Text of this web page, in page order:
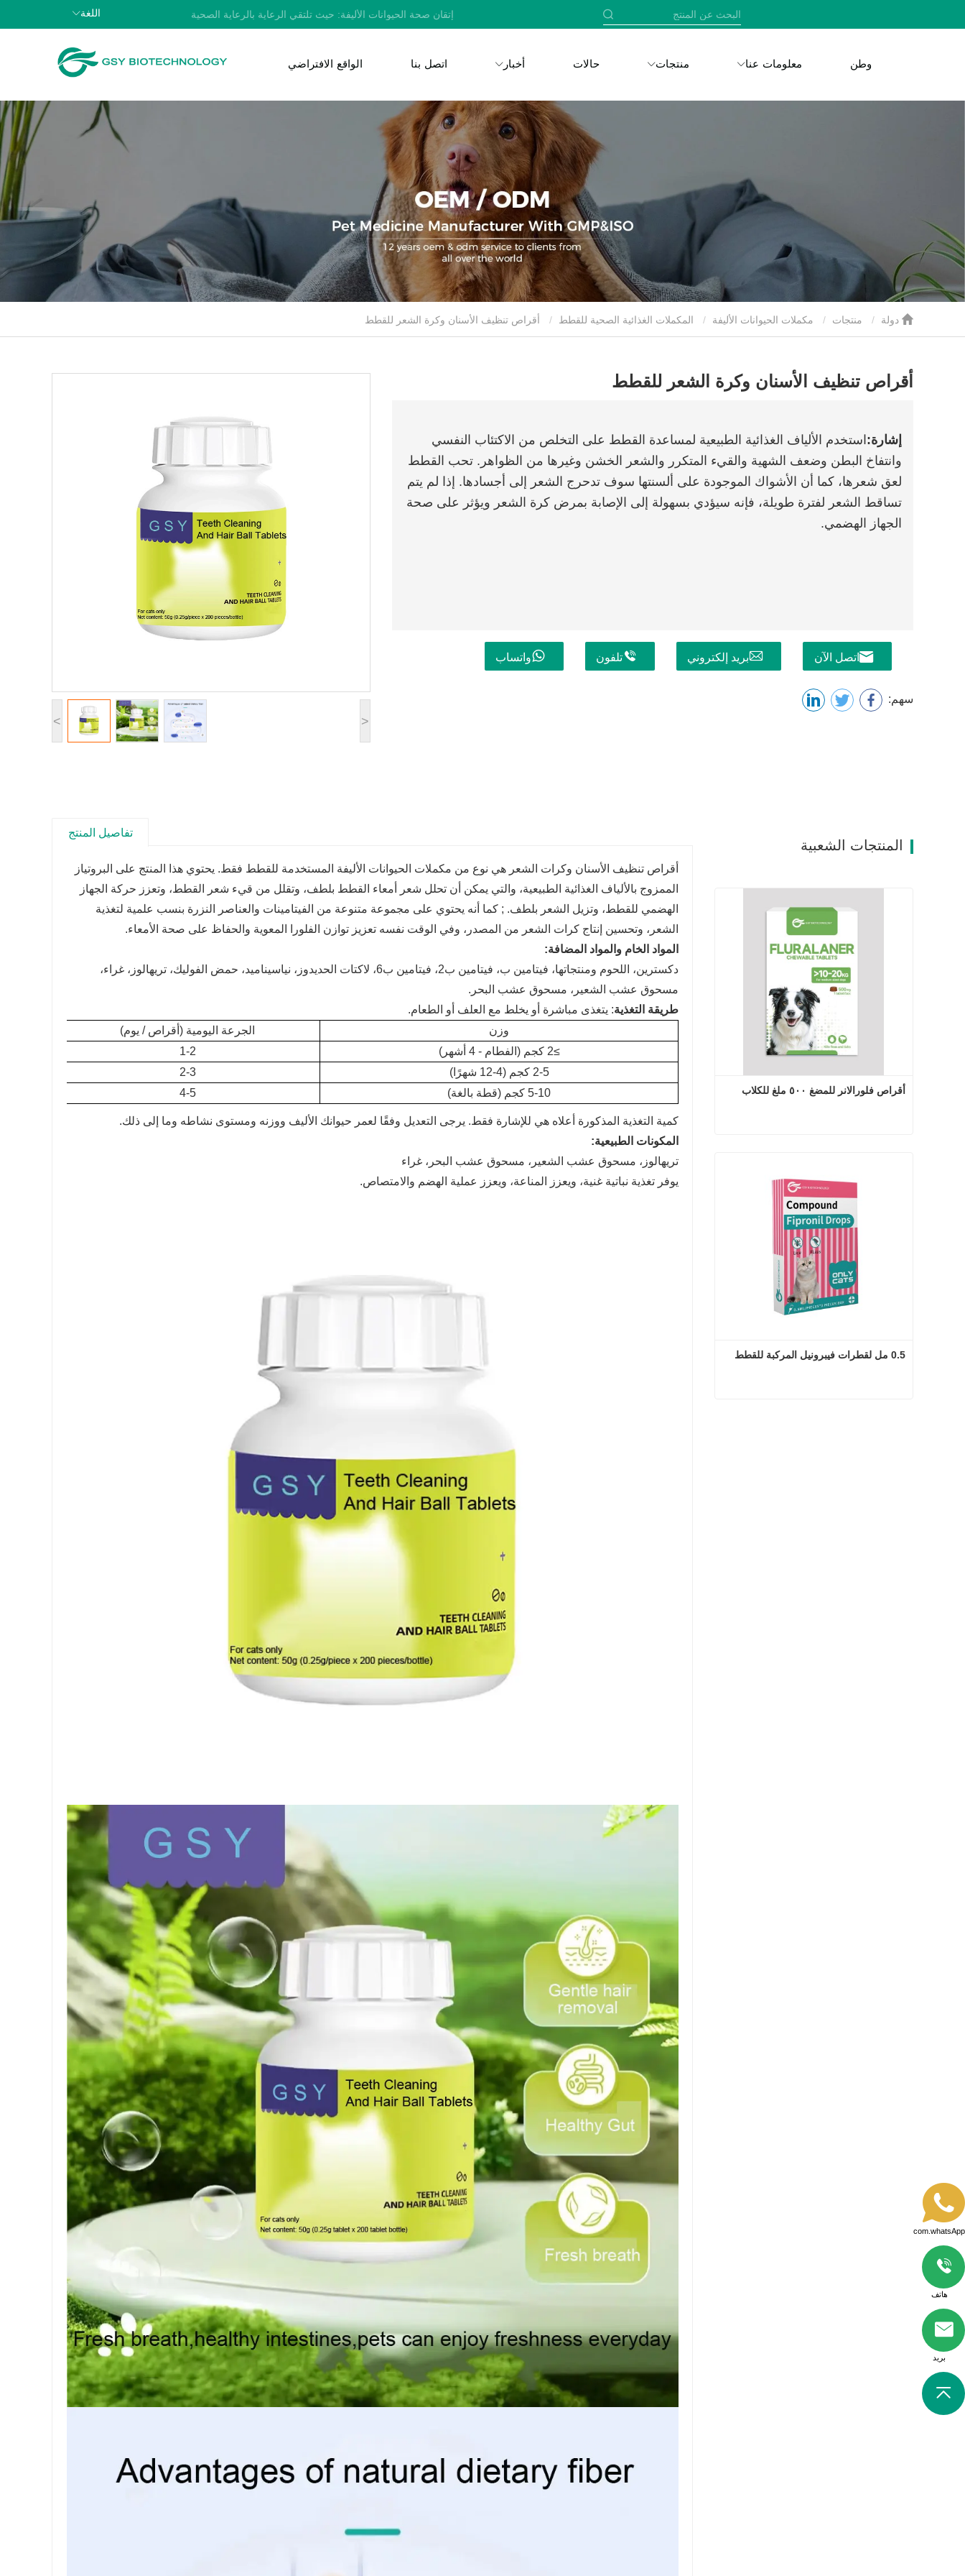
إتقان صحة الحيوانات الأليفة: حيث تلتقي الرعاية بالرعاية الصحية اللغة
وطن معلومات عنا منتجات حالات أخبار اتصل بنا الواقع الافتراضي
منتجات مكملات الحيوانات الأليفة المكملات الغذائية الصحية للقطط
< >
أقراص تنظيف الأسنان وكرة الشعر للقطط
إشارة: استخدم الألياف الغذائية الطبيعية لمساعدة القطط على التخلص من الاكتئاب النفسي
وانتفاخ البطن وضعف الشهية والقيء المتكرر والشعر الخشن وغيرها من الظواهر. تحب القطط
لعق شعرها، كما أن الأشواك الموجودة على ألسنتها سوف تدحرج الشعر إلى أجسادها. إذا لم يتم
تساقط الشعر لفترة طويلة، فإنه سيؤدي بسهولة إلى الإصابة بمرض كرة الشعر ويؤثر على صحة
الجهاز الهضمي.
اتصل الآن بريد إلكتروني تلفون واتساب
سهم:
تفاصيل المنتج
أقراص تنظيف الأسنان وكرات الشعر هي نوع من مكملات الحيوانات الأليفة المستخدمة للقطط فقط. يحتوي هذا المنتج على البروتياز
الممزوج بالألياف الغذائية الطبيعية، والتي يمكن أن تحلل شعر أمعاء القطط بلطف، وتقلل من قيء شعر القطط، وتعزز حركة الجهاز
الهضمي للقطط، وتزيل الشعر بلطف. ; كما أنه يحتوي على مجموعة متنوعة من الفيتامينات والعناصر النزرة بنسب علمية لتغذية
الشعر، وتحسين إنتاج كرات الشعر من المصدر، وفي الوقت نفسه تعزيز توازن الفلورا المعوية والحفاظ على صحة الأمعاء.
المواد الخام والمواد المضافة:
دكسترين، اللحوم ومنتجاتها، فيتامين ب، فيتامين ب2، فيتامين ب6، لاكتات الحديدوز، نياسيناميد، حمض الفوليك، تريهالوز، غراء،
مسحوق عشب الشعير، مسحوق عشب البحر.
طريقة التغذية: يتغذى مباشرة أو يخلط مع العلف أو الطعام.
وزن
الجرعة اليومية (أقراص / يوم)
≥2 كجم (الفطام - 4 أشهر)
1-2
2-5 كجم (4-12 شهرًا)
2-3
5-10 كجم (قطة بالغة)
4-5
كمية التغذية المذكورة أعلاه هي للإشارة فقط. يرجى التعديل وفقًا لعمر حيوانك الأليف ووزنه ومستوى نشاطه وما إلى ذلك.
المكونات الطبيعية:
تريهالوز، مسحوق عشب الشعير، مسحوق عشب البحر، غراء
يوفر تغذية نباتية غنية، ويعزز المناعة، ويعزز عملية الهضم والامتصاص.
المنتجات الشعبية
أقراص فلورالانر للمضغ ٥٠٠ ملغ للكلاب
اتصل الآن
0.5 مل لقطرات فيبرونيل المركبة للقطط
com.whatsApp
هاتف
بريد